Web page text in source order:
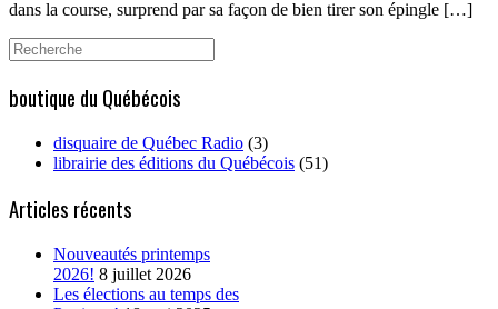
dans la course, surprend par sa façon de bien tirer son épingle […]
Search
for:
boutique du Québécois
disquaire de Québec Radio (3)
librairie des éditions du Québécois (51)
Articles récents
Nouveautés printemps
2026! 8 juillet 2026
Les élections au temps des